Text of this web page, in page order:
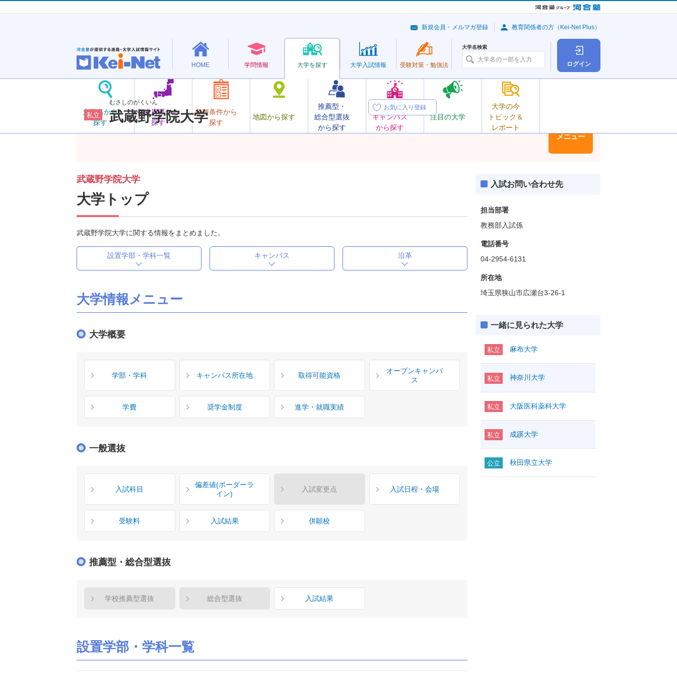
ログイン
HOME 学問情報 大学を探す
大学名から
探す
都道府県から
探す
各種条件から
探す
地図から探す
推薦型・
総合型選抜
から探す
オープン
キャンパス
から探す
注目の大学
大学の今
トピック＆
レポート
大学入試情報 受験対策・ 勉強法
大学名検索
新規会員・メルマガ登録 教育関係者の方（Kei-Net Plus）
私立
むさしのがくいん
武蔵野学院大学
お気に入り登録
メニュー
武蔵野学院大学
大学トップ
武蔵野学院大学に関する情報をまとめました。
設置学部・学科一覧 キャンパス 沿革
大学情報メニュー
大学概要
学部・学科 キャンパス所在地 取得可能資格
オープンキャンパ
ス
学費 奨学金制度 進学・就職実績
一般選抜
入試科目
偏差値(ボーダーラ
イン)
入試変更点 入試日程・会場
受験料 入試結果 併願校
推薦型・総合型選抜
学校推薦型選抜 総合型選抜 入試結果
設置学部・学科一覧
入試お問い合わせ先
担当部署
教務部入試係
電話番号
04-2954-6131
所在地
埼玉県狭山市広瀬台3-26-1
一緒に見られた大学
私立 麻布大学
私立 神奈川大学
私立 大阪医科薬科大学
私立 成蹊大学
公立 秋田県立大学